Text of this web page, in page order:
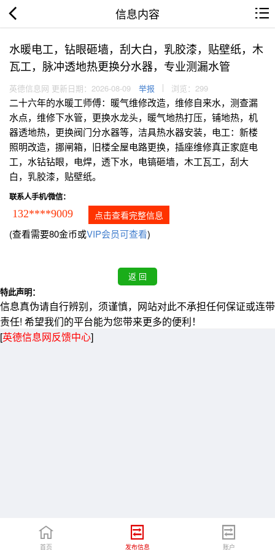
信息内容
水暖电工，钻眼砸墙，刮大白，乳胶漆，贴壁纸，木
瓦工，脉冲透地热更换分水器，专业测漏水管
英德信息网 更新日期：2026-08-09 举报 浏览：299
二十六年的水暖工师傅：暖气维修改造，维修自来水，测查漏
水点，维修下水管，更换水龙头，暖气地热打压，铺地热，机
器透地热，更换阀门分水器等，洁具热水器安装，电工：新楼
照明改造，挪闸箱，旧楼全屋电路更换，插座维修真正家庭电
工，水钻钻眼，电焊，透下水，电镐砸墙，木工瓦工，刮大
白，乳胶漆，贴壁纸。
联系人手机/微信：
132****9009 点击查看完整信息
(查看需要80金币或VIP会员可查看)
特此声明：
信息真伪请自行辨别，须谨慎，网站对此不承担任何保证或连带
责任! 希望我们的平台能为您带来更多的便利！
[英德信息网反馈中心]
首页 发布信息 账户